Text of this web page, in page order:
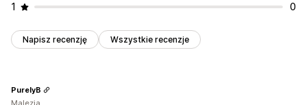
1
0
Napisz recenzję Wszystkie recenzje
PurelyB